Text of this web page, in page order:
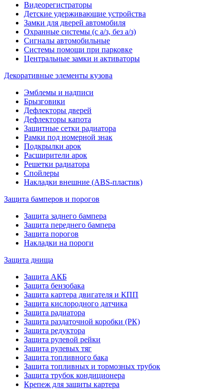
Видеорегистраторы
Детские удерживающие устройства
Замки для дверей автомобиля
Охранные системы (с а/з, без а/з)
Сигналы автомобильные
Системы помощи при парковке
Центральные замки и активаторы
Декоративные элементы кузова
Эмблемы и надписи
Брызговики
Дефлекторы дверей
Дефлекторы капота
Защитные сетки радиатора
Рамки под номерной знак
Подкрылки арок
Расширители арок
Решетки радиатора
Спойлеры
Накладки внешние (ABS-пластик)
Защита бамперов и порогов
Защита заднего бампера
Защита переднего бампера
Защита порогов
Накладки на пороги
Защита днища
Защита АКБ
Защита бензобака
Защита картера двигателя и КПП
Защита кислородного датчика
Защита радиатора
Защита раздаточной коробки (РК)
Защита редуктора
Защита рулевой рейки
Защита рулевых тяг
Защита топливного бака
Защита топливных и тормозных трубок
Защита трубок кондиционера
Крепеж для защиты картера